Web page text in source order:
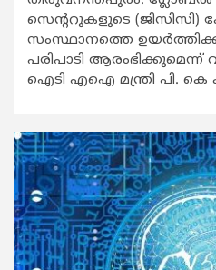
സെന്‍ററുകളുടെ (ജിസിസി)
സംസ്ഥാനത്തെ
പരിപാടി ആരംഭിക്കുമെന്ന്
ഐടി എഐ മന്ത്രി പി. കെ